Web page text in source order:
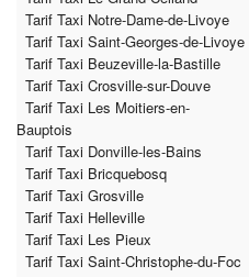
Tarif Taxi Notre-Dame-de-Livoye
Tarif Taxi Saint-Georges-de-Livoye
Tarif Taxi Beuzeville-la-Bastille
Tarif Taxi Crosville-sur-Douve
Tarif Taxi Les Moitiers-en-
Bauptois
Tarif Taxi Donville-les-Bains
Tarif Taxi Bricquebosq
Tarif Taxi Grosville
Tarif Taxi Helleville
Tarif Taxi Les Pieux
Tarif Taxi Saint-Christophe-du-Foc